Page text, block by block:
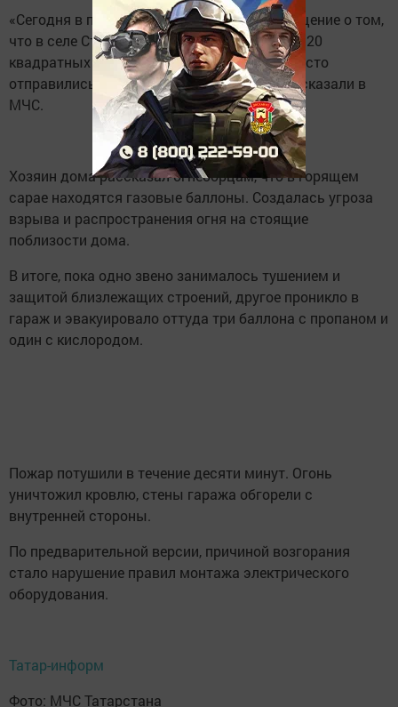
«Сегодня в полдень в МЧС поступило сообщение о том,
что в селе Старое Дрожжаное на площади 120
квадратных метров загорелся гараж. На место
отправились пожарные ПСЧ № 114», — рассказали в
МЧС.
Хозяин дома рассказал огнеборцам, что в горящем
сарае находятся газовые баллоны. Создалась угроза
взрыва и распространения огня на стоящие
поблизости дома.
В итоге, пока одно звено занималось тушением и
защитой близлежащих строений, другое проникло в
гараж и эвакуировало оттуда три баллона с пропаном и
один с кислородом.
Пожар потушили в течение десяти минут. Огонь
уничтожил кровлю, стены гаража обгорели с
внутренней стороны.
По предварительной версии, причиной возгорания
стало нарушение правил монтажа электрического
оборудования.
Татар-информ
Фото: МЧС Татарстана